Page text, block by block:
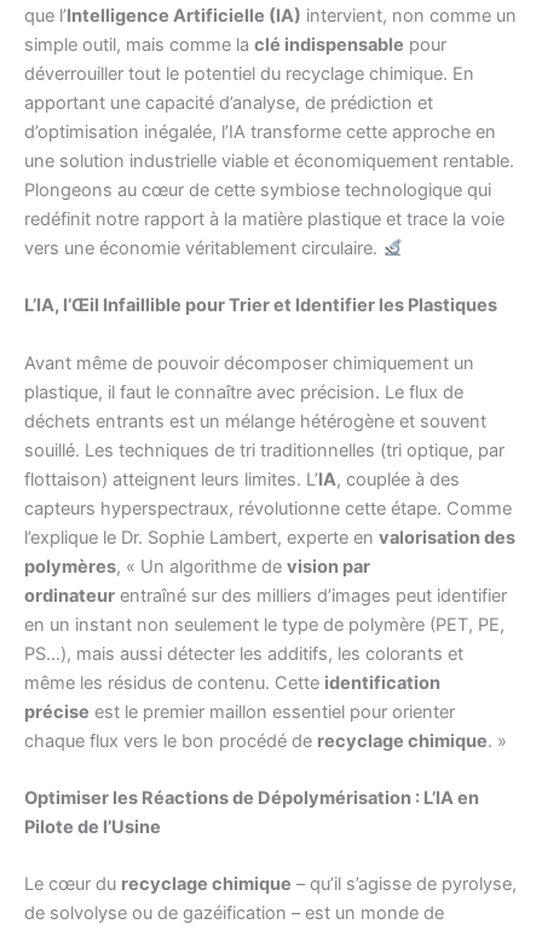
que l’Intelligence Artificielle (IA) intervient, non comme un
simple outil, mais comme la clé indispensable pour
déverrouiller tout le potentiel du recyclage chimique. En
apportant une capacité d’analyse, de prédiction et
d’optimisation inégalée, l’IA transforme cette approche en
une solution industrielle viable et économiquement rentable.
Plongeons au cœur de cette symbiose technologique qui
redéfinit notre rapport à la matière plastique et trace la voie
vers une économie véritablement circulaire.
L’IA, l’Œil Infaillible pour Trier et Identifier les Plastiques
Avant même de pouvoir décomposer chimiquement un
plastique, il faut le connaître avec précision. Le flux de
déchets entrants est un mélange hétérogène et souvent
souillé. Les techniques de tri traditionnelles (tri optique, par
flottaison) atteignent leurs limites. L’IA, couplée à des
capteurs hyperspectraux, révolutionne cette étape. Comme
l’explique le Dr. Sophie Lambert, experte en valorisation des
polymères, « Un algorithme de vision par
ordinateur entraîné sur des milliers d’images peut identifier
en un instant non seulement le type de polymère (PET, PE,
PS…), mais aussi détecter les additifs, les colorants et
même les résidus de contenu. Cette identification
précise est le premier maillon essentiel pour orienter
chaque flux vers le bon procédé de recyclage chimique. »
Optimiser les Réactions de Dépolymérisation : L’IA en
Pilote de l’Usine
Le cœur du recyclage chimique – qu’il s’agisse de pyrolyse,
de solvolyse ou de gazéification – est un monde de